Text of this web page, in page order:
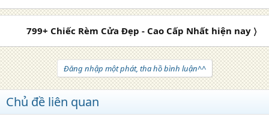
799+ Chiếc Rèm Cửa Đẹp - Cao Cấp Nhất hiện nay 〉
Đăng nhập một phát, tha hồ bình luận^^
Chủ đề liên quan